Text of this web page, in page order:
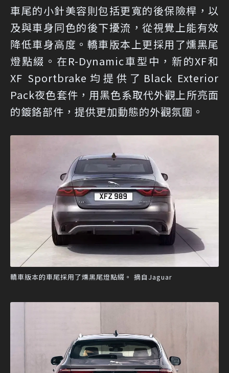
車尾的小針美容則包括更寬的後保險桿，以
及與車身同色的後下擾流，從視覺上能有效
降低車身高度。轎車版本上更採用了燻黑尾
燈點綴。在R-Dynamic車型中，新的XF和
XF Sportbrake均提供了Black Exterior
Pack夜色套件，用黑色系取代外觀上所亮面
的鍍鉻部件，提供更加動態的外觀氛圍。
轎車版本的車尾採用了燻黑尾燈點綴。 摘自Jaguar